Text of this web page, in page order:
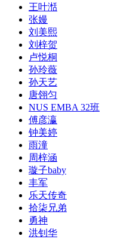
王叶湉
张嫚
刘美熙
刘梓贺
卢悦桐
孙玲薇
孙天艺
唐翎匀
NUS EMBA 32班
傅彦瀛
钟美婷
雨潼
周梓涵
璇子baby
丰军
乐天传奇
拾柒兄弟
勇神
洪钊华